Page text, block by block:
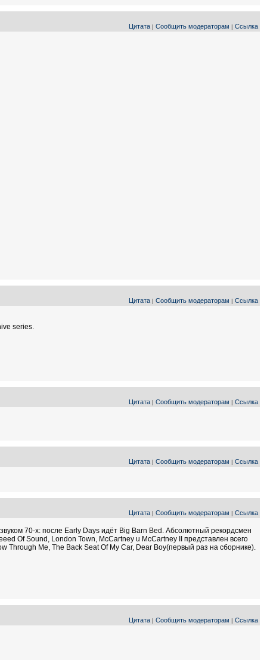
Цитата | Сообщить модераторам | Ссылка
Цитата | Сообщить модераторам | Ссылка
series.
Цитата | Сообщить модераторам | Ссылка
Цитата | Сообщить модераторам | Ссылка
Цитата | Сообщить модераторам | Ссылка
70-х: после Early Days идёт Big Barn Bed. Абсолютный рекордсмен
Of Sound, London Town, McCartney u McCartney II представлен всего
Through Me, The Back Seat Of My Car, Dear Boy(первый раз на сборнике).
Цитата | Сообщить модераторам | Ссылка